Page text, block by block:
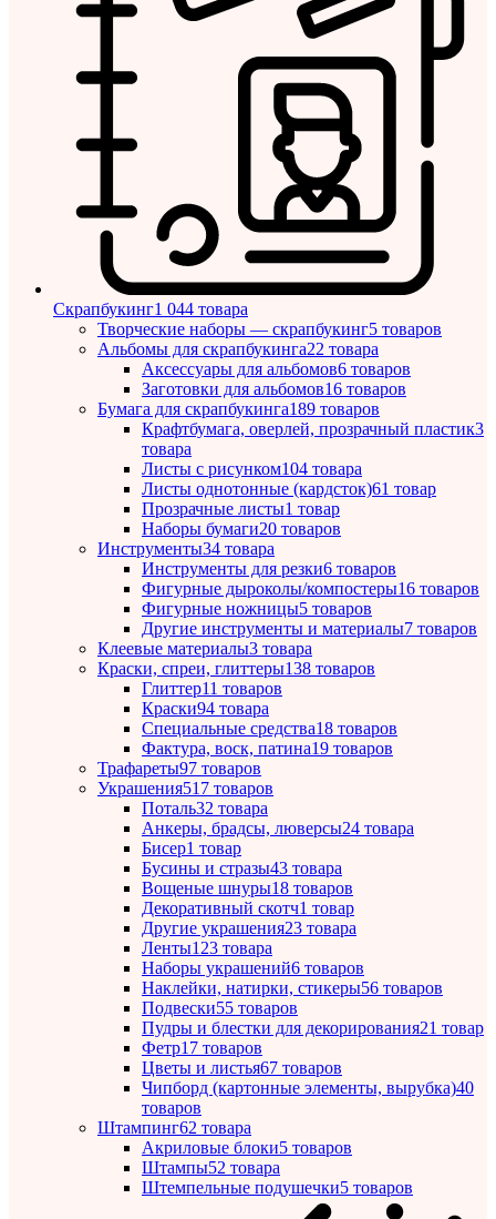
Скрапбукинг1 044 товара
Творческие наборы — скрапбукинг5 товаров
Альбомы для скрапбукинга22 товара
Аксессуары для альбомов6 товаров
Заготовки для альбомов16 товаров
Бумага для скрапбукинга189 товаров
Крафтбумага, оверлей, прозрачный пластик3
товара
Листы c рисунком104 товара
Листы однотонные (кардсток)61 товар
Прозрачные листы1 товар
Наборы бумаги20 товаров
Инструменты34 товара
Инструменты для резки6 товаров
Фигурные дыроколы/компостеры16 товаров
Фигурные ножницы5 товаров
Другие инструменты и материалы7 товаров
Клеевые материалы3 товара
Краски, спреи, глиттеры138 товаров
Глиттер11 товаров
Краски94 товара
Специальные средства18 товаров
Фактура, воск, патина19 товаров
Трафареты97 товаров
Украшения517 товаров
Поталь32 товара
Анкеры, брадсы, люверсы24 товара
Бисер1 товар
Бусины и стразы43 товара
Вощеные шнуры18 товаров
Декоративный скотч1 товар
Другие украшения23 товара
Ленты123 товара
Наборы украшений6 товаров
Наклейки, натирки, стикеры56 товаров
Подвески55 товаров
Пудры и блестки для декорирования21 товар
Фетр17 товаров
Цветы и листья67 товаров
Чипборд (картонные элементы, вырубка)40
товаров
Штампинг62 товара
Акриловые блоки5 товаров
Штампы52 товара
Штемпельные подушечки5 товаров